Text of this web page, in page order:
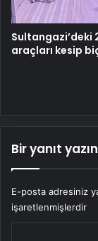
Sultangazi’deki
araçları kesip
Bir yanıt yazın
E-posta adresiniz
işaretlenmişlerdir